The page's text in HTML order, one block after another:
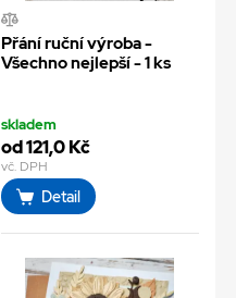
Přání ruční výroba -
Všechno nejlepší - 1 ks
skladem
od 121,0 Kč
vč. DPH
Detail